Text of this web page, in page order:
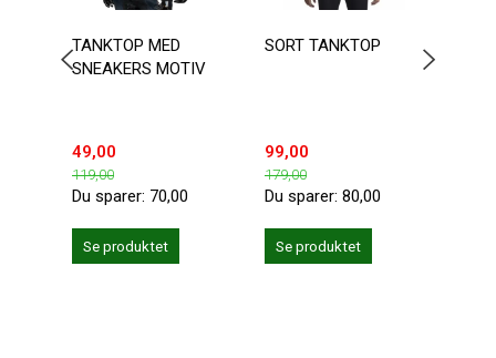
TANKTOP MED
SNEAKERS MOTIV
49,00
119,00
Du sparer: 70,00
Se produktet
SORT TANKTOP
99,00
179,00
Du sparer: 80,00
Se produktet